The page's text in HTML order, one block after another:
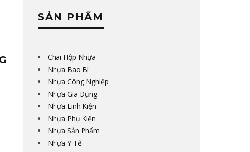
SẢN PHẨM
Chai Hộp Nhựa
Nhựa Bao Bì
Nhựa Công Nghiệp
Nhựa Gia Dụng
Nhựa Linh Kiện
Nhựa Phụ Kiện
Nhựa Sản Phẩm
Nhựa Y Tế